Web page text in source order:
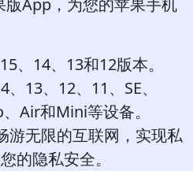
版App，为您的苹果手机
、14、13和12版本。
13、12、11、SE、
Air和Mini等设备。
游无限的互联网，实现私
的隐私安全。